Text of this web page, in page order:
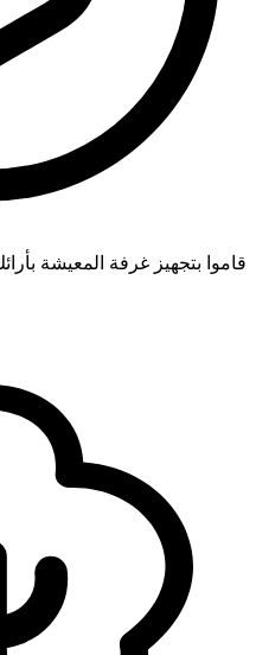
قاموا بتجهيز غرفة المعيشة